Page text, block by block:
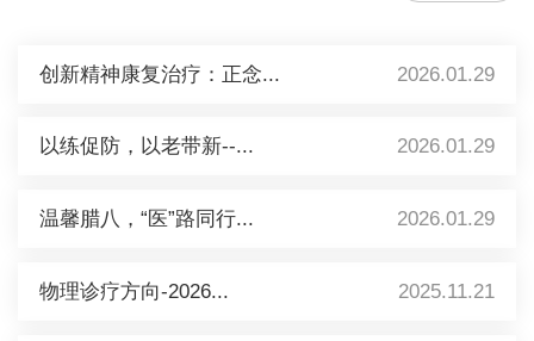
创新精神康复治疗：正念... 2026.01.29
以练促防，以老带新--... 2026.01.29
温馨腊八，“医”路同行... 2026.01.29
物理诊疗方向-2026... 2025.11.21